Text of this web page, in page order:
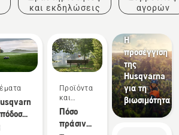
και εκδηλώσεις
αγορών
Προϊόντα
και
καινοτομίες
Πόσο
πράσινες
Η
προσέγγιση
της
Husqvarna
για τη
βιωσιμότητα